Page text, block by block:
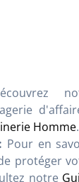
Homme.
Pour en
protéger
notre